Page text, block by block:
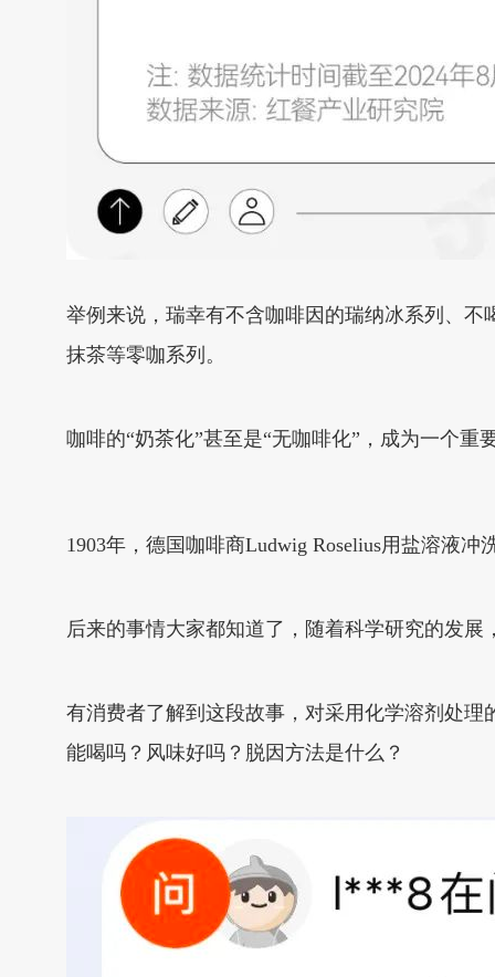
举例来说，瑞幸有不含咖啡因的瑞纳冰系列、
抹茶等零咖系列。
咖啡的“奶茶化”甚至是“无咖啡化”，成为一个重
1903年，德国咖啡商Ludwig Roselius用盐溶液
后来的事情大家都知道了，随着科学研究的发
有消费者了解到这段故事，对采用化学溶剂处
能喝吗？风味好吗？脱因方法是什么？